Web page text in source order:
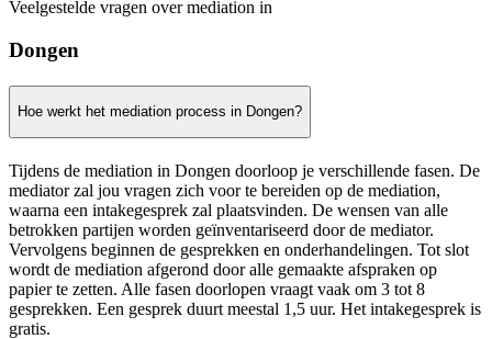
Veelgestelde vragen over mediation in
Dongen
Hoe werkt het mediation process in Dongen?
Tijdens de mediation in Dongen doorloop je verschillende fasen. De
mediator zal jou vragen zich voor te bereiden op de mediation,
waarna een intakegesprek zal plaatsvinden. De wensen van alle
betrokken partijen worden geïnventariseerd door de mediator.
Vervolgens beginnen de gesprekken en onderhandelingen. Tot slot
wordt de mediation afgerond door alle gemaakte afspraken op
papier te zetten. Alle fasen doorlopen vraagt vaak om 3 tot 8
gesprekken. Een gesprek duurt meestal 1,5 uur. Het intakegesprek is
gratis.